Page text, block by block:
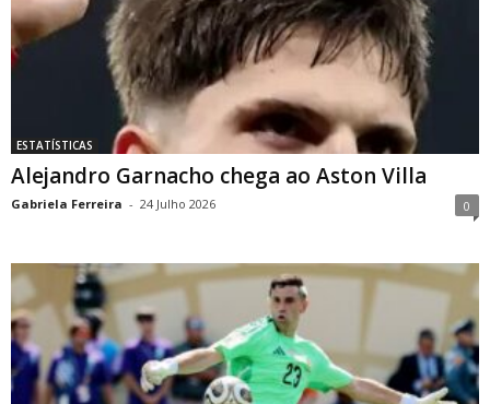
ESTATÍSTICAS
Alejandro Garnacho chega ao Aston Villa
Gabriela Ferreira - 24 Julho 2026 0